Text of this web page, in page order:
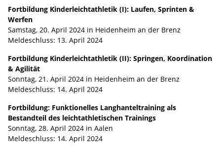
Fortbildung Kinderleichtathletik (I): Laufen, Sprinten &
Werfen
Samstag, 20. April 2024 in Heidenheim an der Brenz
Meldeschluss: 13. April 2024
Fortbildung Kinderleichtathletik (II): Springen, Koordination
& Agilität
Sonntag, 21. April 2024 in Heidenheim an der Brenz
Meldeschluss: 14. April 2024
Fortbildung: Funktionelles Langhanteltraining als
Bestandteil des leichtathletischen Trainings
Sonntag, 28. April 2024 in Aalen
Meldeschluss: 14. April 2024